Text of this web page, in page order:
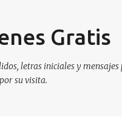
Gratis
letras iniciales y
su visita.